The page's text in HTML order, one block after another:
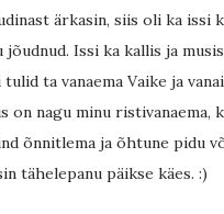
ärkasin, siis oli ka issi
jõudnud. Issi ka kallis ja
ta vanaema Vaike ja
on nagu minu ristivanaema,
õnnitlema ja õhtune pidu
tähelepanu päikse käes. :)